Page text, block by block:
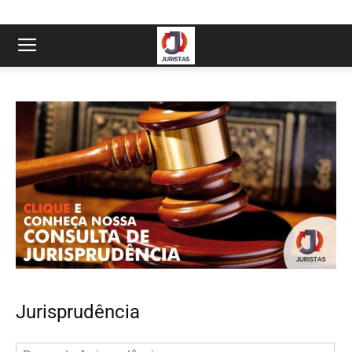
Jurisprudência